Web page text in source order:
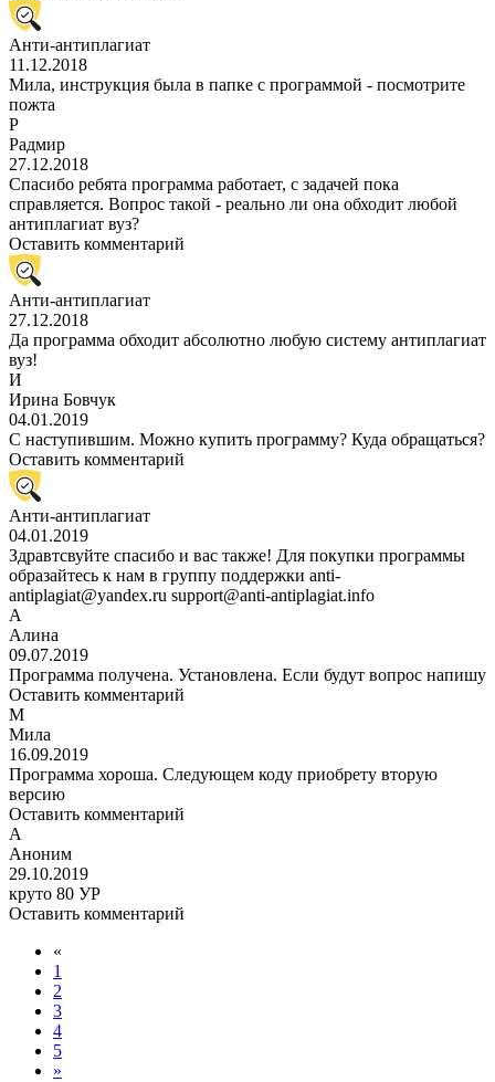
Анти-антиплагиат
11.12.2018
Мила, инструкция была в папке с программой - посмотрите
пожта
Р
Радмир
27.12.2018
Спасибо ребята программа работает, с задачей пока
справляется. Вопрос такой - реально ли она обходит любой
антиплагиат вуз?
Оставить комментарий
Анти-антиплагиат
27.12.2018
Да программа обходит абсолютно любую систему антиплагиат
вуз!
И
Ирина Бовчук
04.01.2019
С наступившим. Можно купить программу? Куда обращаться?
Оставить комментарий
Анти-антиплагиат
04.01.2019
Здравтсвуйте спасибо и вас также! Для покупки программы
образайтесь к нам в группу поддержки anti-
antiplagiat@yandex.ru support@anti-antiplagiat.info
А
Алина
09.07.2019
Программа получена. Установлена. Если будут вопрос напишу
Оставить комментарий
М
Мила
16.09.2019
Программа хороша. Следующем коду приобрету вторую
версию
Оставить комментарий
А
Аноним
29.10.2019
круто 80 УР
Оставить комментарий
«
1
2
3
4
5
»